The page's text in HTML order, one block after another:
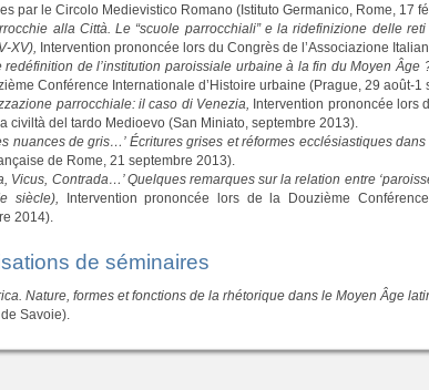
par le Circolo Medievistico Romano (Istituto Germanico, Rome, 17
alla Città. Le “scuole parrocchiali” e la ridefinizione delle
XV), Intervention prononcée lors du Congrès de l’Associazione
redéfinition de l’institution paroissiale urbaine à la fin du Moyen Âge
Conférence Internationale d’Histoire urbaine (Prague, 29 août-1
parrocchiale: il caso di Venezia, Intervention prononcée lors
civiltà del tardo Medioevo (San Miniato, septembre 2013).
nuances de gris…’ Écritures grises et réformes ecclésiastiques
de Rome, 21 septembre 2013).
Vicus, Contrada…’ Quelques remarques sur la relation entre
siècle), Intervention prononcée lors de la Douzième
2014).
de séminaires
Nature, formes et fonctions de la rhétorique dans le Moyen Âge
Savoie).